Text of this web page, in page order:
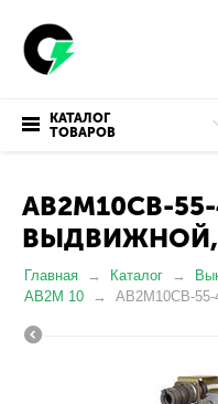
КАТАЛОГ
ТОВАРОВ
АВ2М10СВ-
ВЫДВИЖНОЙ,
Главная Каталог
АВ2М 10
АВ2М10СВ-55-